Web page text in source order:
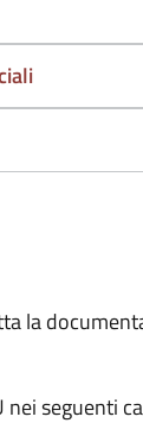
la
seguenti